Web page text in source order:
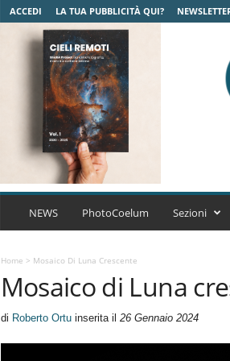
ACCEDI LA TUA PUBBLICITÀ QUI?
C
r
NEWS PhotoCoelum Sezioni
Home > Mosaico Di Luna Crescente
Mosaico di Luna
di Roberto Ortuinserita il 26 Gennaio 2024